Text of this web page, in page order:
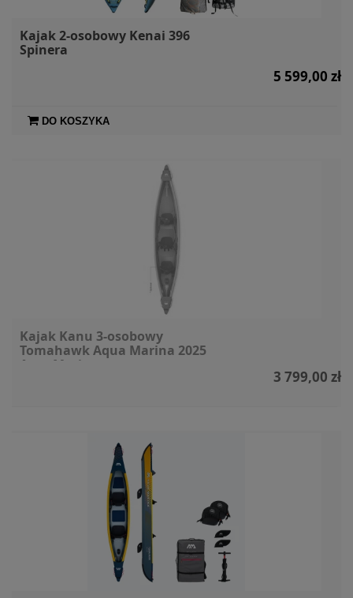
Kajak 2-osobowy Kenai 396
Spinera
5 599,00 zł
DO KOSZYKA
Kajak Kanu 3-osobowy
Tomahawk Aqua Marina 2025
AquaMarina
3 799,00 zł